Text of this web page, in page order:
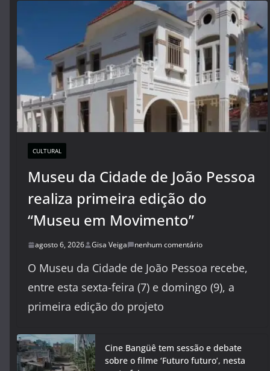
CULTURAL
Museu da Cidade de João Pessoa
realiza primeira edição do
“Museu em Movimento”
agosto 6, 2026 Gisa Veiga nenhum comentário
O Museu da Cidade de João Pessoa recebe,
entre esta sexta-feira (7) e domingo (9), a
primeira edição do projeto
Cine Bangüê tem sessão e debate
sobre o filme ‘Futuro futuro’, nesta